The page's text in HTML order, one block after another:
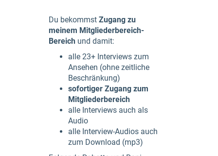
Du bekommst Zugang zu
meinem Mitgliederbereich-
Bereich und damit:
alle 23+ Interviews zum
Ansehen (ohne zeitliche
Beschränkung)
sofortiger Zugang zum
Mitgliederbereich
alle Interviews auch als
Audio
alle Interview-Audios auch
zum Download (mp3)